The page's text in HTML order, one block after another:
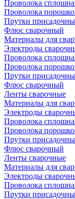
Проволока
Проволока
Прутки
Флюс сварочный
Материалы для
Электроды
Проволока
Проволока
Прутки
Флюс сварочный
Ленты сварочные
Материалы для
Электроды
Проволока
Проволока
Прутки
Флюс сварочный
Ленты сварочные
Материалы для
Электроды
Проволока
Прутки